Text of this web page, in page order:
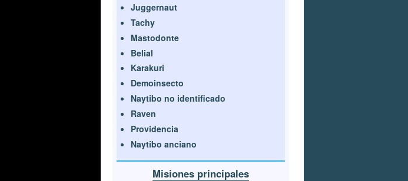
Juggernaut
Tachy
Mastodonte
Belial
Karakuri
Demoinsecto
Naytibo no identificado
Raven
Providencia
Naytibo anciano
Misiones principales